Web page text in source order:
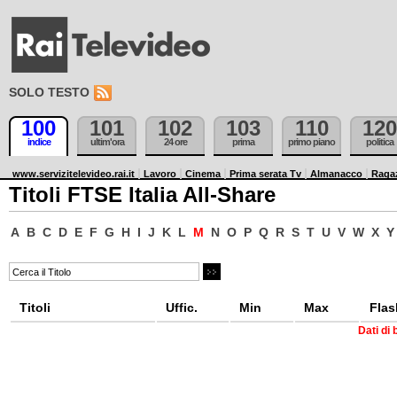
SOLO TESTO
100
indice
101
ultim'ora
102
24 ore
103
prima
110
primo piano
120
politica
www.servizitelevideo.rai.it Lavoro Cinema Prima serata Tv Almanacco
Titoli FTSE Italia All-Share
A B C D E F G H I J K L M N O P Q R S T U V W X Y
Titoli Uffic. Min Max
Dati di